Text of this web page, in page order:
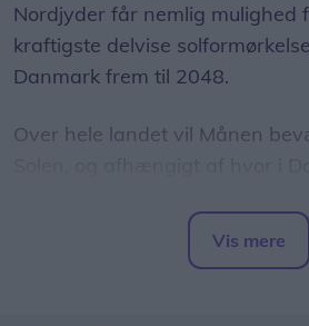
Nordjyder får nemlig mulighed
kraftigste delvise
Danmark frem til 2048.
Over hele landet vil Månen
Vis mere